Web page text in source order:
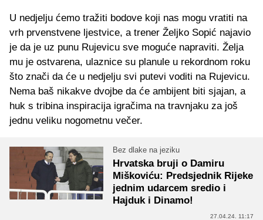
U nedjelju ćemo tražiti bodove koji nas mogu vratiti na
vrh prvenstvene ljestvice, a trener Željko Sopić najavio
je da je uz punu Rujevicu sve moguće napraviti. Želja
mu je ostvarena, ulaznice su planule u rekordnom roku
što znači da će u nedjelju svi putevi voditi na Rujevicu.
Nema baš nikakve dvojbe da će ambijent biti sjajan, a
huk s tribina inspiracija igračima na travnjaku za još
jednu veliku nogometnu večer.
Bez dlake na jeziku
Hrvatska bruji o Damiru
Miškoviću: Predsjednik Rijeke
jednim udarcem sredio i
Hajduk i Dinamo!
27.04.24. 11:17